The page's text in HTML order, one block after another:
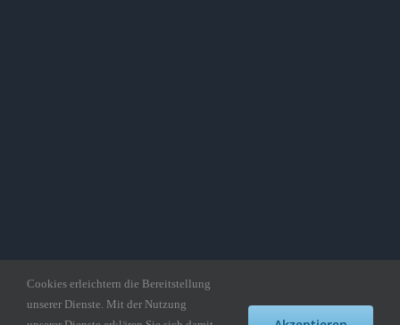
Copyright gedankepuzzle.de
Cookies erleichtern die Bereitstellung
unserer Dienste. Mit der Nutzung